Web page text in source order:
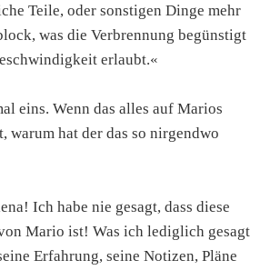
Teile, oder sonstigen Dinge mehr
was die Verbrennung begünstigt
erlaubt.«
eins. Wenn das alles auf Marios
warum hat der das so nirgendwo
Ich habe nie gesagt, dass diese
Mario ist! Was ich lediglich gesagt
Erfahrung, seine Notizen, Pläne